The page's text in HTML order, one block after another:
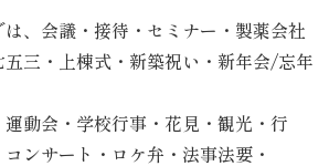
、会議・接待・セミナー・製薬会社
三・上棟式・新築祝い・新年会/忘年
動会・学校行事・花見・観光・行
ンサート・ロケ弁・法事法要・